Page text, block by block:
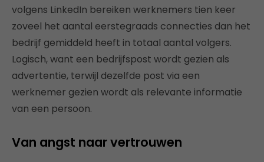
volgens LinkedIn bereiken werknemers tien keer
zoveel het aantal eerstegraads connecties dan het
bedrijf gemiddeld heeft in totaal aantal volgers.
Logisch, want een bedrijfspost wordt gezien als
advertentie, terwijl dezelfde post via een
werknemer gezien wordt als relevante informatie
van een persoon.
Van angst naar vertrouwen